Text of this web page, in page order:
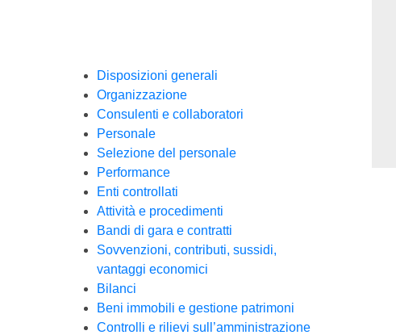
Disposizioni generali
Organizzazione
Consulenti e collaboratori
Personale
Selezione del personale
Performance
Enti controllati
Attività e procedimenti
Bandi di gara e contratti
Sovvenzioni, contributi, sussidi,
vantaggi economici
Bilanci
Beni immobili e gestione patrimoni
Controlli e rilievi sull’amministrazione